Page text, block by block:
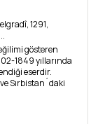
1291,
gösteren
1849 yıllarında
eserdir.
Sırbistan´daki